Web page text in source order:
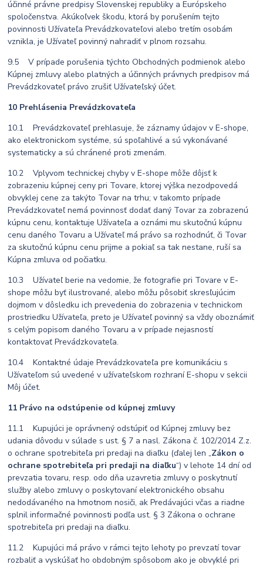
účinné právne predpisy Slovenskej republiky a Európskeho
spoločenstva. Akúkoľvek škodu, ktorá by porušením tejto
povinnosti Užívateľa Prevádzkovateľovi alebo tretím osobám
vznikla, je Užívateľ povinný nahradiť v plnom rozsahu.
9.5 V prípade porušenia týchto Obchodných podmienok alebo
Kúpnej zmluvy alebo platných a účinných právnych predpisov má
Prevádzkovateľ právo zrušiť Užívateľský účet.
10 Prehlásenia Prevádzkovateľa
10.1 Prevádzkovateľ prehlasuje, že záznamy údajov v E-shope,
ako elektronickom systéme, sú spoľahlivé a sú vykonávané
systematicky a sú chránené proti zmenám.
10.2 Vplyvom technickej chyby v E-shope môže dôjsť k
zobrazeniu kúpnej ceny pri Tovare, ktorej výška nezodpovedá
obvyklej cene za takýto Tovar na trhu; v takomto prípade
Prevádzkovateľ nemá povinnosť dodať daný Tovar za zobrazenú
kúpnu cenu, kontaktuje Užívateľa a oznámi mu skutočnú kúpnu
cenu daného Tovaru a Užívateľ má právo sa rozhodnúť, či Tovar
za skutočnú kúpnu cenu prijme a pokiaľ sa tak nestane, ruší sa
Kúpna zmluva od počiatku.
10.3 Užívateľ berie na vedomie, že fotografie pri Tovare v E-
shope môžu byť ilustrované, alebo môžu pôsobiť skresľujúcim
dojmom v dôsledku ich prevedenia do zobrazenia v technickom
prostriedku Užívateľa, preto je Užívateľ povinný sa vždy oboznámiť
s celým popisom daného Tovaru a v prípade nejasností
kontaktovať Prevádzkovateľa.
10.4 Kontaktné údaje Prevádzkovateľa pre komunikáciu s
Užívateľom sú uvedené v užívateľskom rozhraní E-shopu v sekcii
Môj účet.
11 Právo na odstúpenie od kúpnej zmluvy
11.1 Kupujúci je oprávnený odstúpiť od Kúpnej zmluvy bez
udania dôvodu v súlade s ust. § 7 a nasl. Zákona č. 102/2014 Z.z.
o ochrane spotrebiteľa pri predaji na diaľku (ďalej len „Zákon o
ochrane spotrebiteľa pri predaji na diaľku“) v lehote 14 dní od
prevzatia tovaru, resp. odo dňa uzavretia zmluvy o poskytnutí
služby alebo zmluvy o poskytovaní elektronického obsahu
nedodávaného na hmotnom nosiči, ak Predávajúci včas a riadne
splnil informačné povinnosti podľa ust. § 3 Zákona o ochrane
spotrebiteľa pri predaji na diaľku.
11.2 Kupujúci má právo v rámci tejto lehoty po prevzatí tovar
rozbaliť a vyskúšať ho obdobným spôsobom ako je obvyklé pri